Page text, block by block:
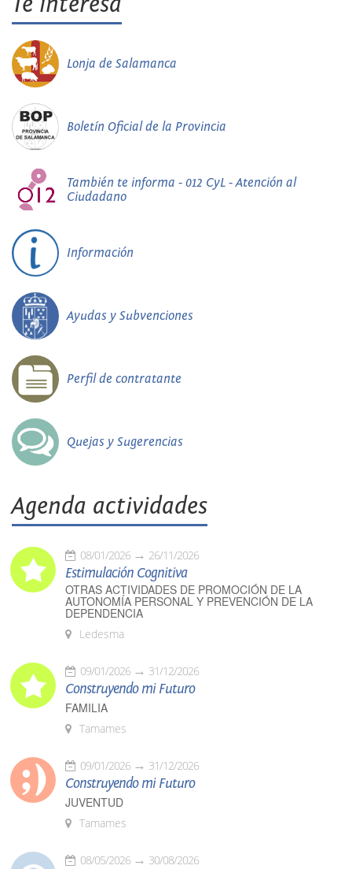
Lonja de Salamanca
Boletín Oficial de la Provincia
También te informa - 012 CyL - Atención al
Ciudadano
Información
Ayudas y Subvenciones
Perfil de contratante
Quejas y Sugerencias
Agenda actividades
08/01/2026 26/11/2026
Estimulación Cognitiva
OTRAS ACTIVIDADES DE PROMOCIÓN DE LA
AUTONOMÍA PERSONAL Y PREVENCIÓN DE LA
DEPENDENCIA
Ledesma
09/01/2026 31/12/2026
Construyendo mi Futuro
FAMILIA
Tamames
09/01/2026 31/12/2026
Construyendo mi Futuro
JUVENTUD
Tamames
08/05/2026 30/08/2026